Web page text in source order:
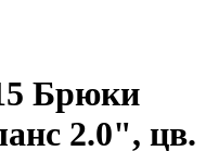
Брюки
2.0", цв.